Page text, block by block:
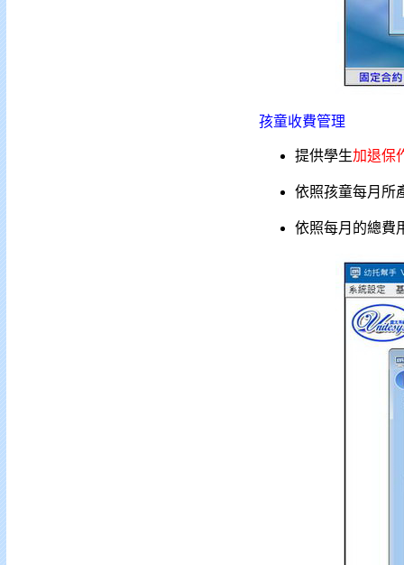
孩童收費管理
提供學生加退保
依照孩童每月所
依照每月的總費